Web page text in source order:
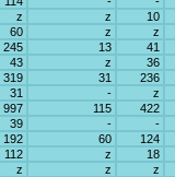
z z
10
60 z
z
245 13
41
43 z
36
319 31
236
31 -
z
997 115
422
39 -
-
192 60
124
112 z
18
z z
z